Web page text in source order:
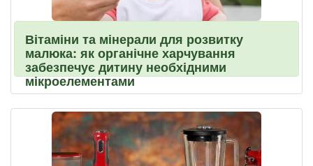
Вітаміни та мінерали для розвитку
малюка: як органічне харчування
забезпечує дитину необхідними
мікроелементами